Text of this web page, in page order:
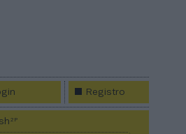
Registro
2P